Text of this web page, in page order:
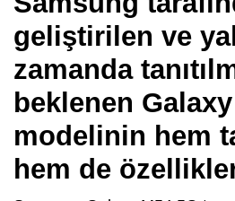
geliştirilen ve
zamanda
beklenen
modelinin hem
hem de